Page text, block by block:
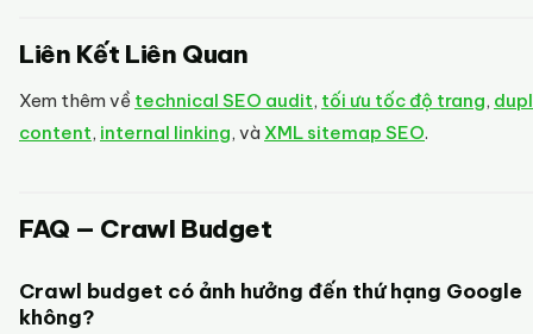
Liên Kết Liên Quan
Xem thêm về technical SEO audit, tối ưu tốc độ trang,
content, internal linking, và XML sitemap SEO.
FAQ — Crawl Budget
Crawl budget có ảnh hưởng đến thứ hạng Google
không?